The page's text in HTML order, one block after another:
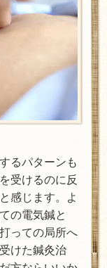
るパターンも
受けるのに反
感じます。よ
の電気鍼と
っての局所へ
けた鍼灸治